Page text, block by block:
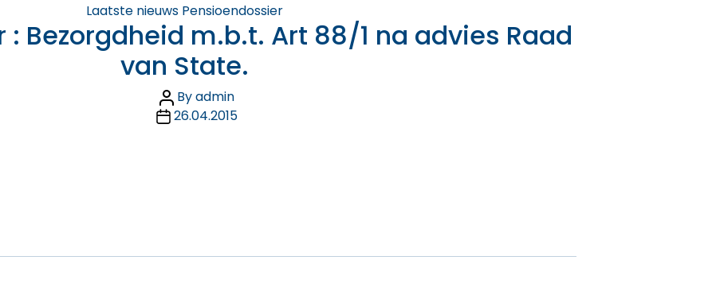
Categories
Laatste nieuws Pensioendossier
: Bezorgdheid m.b.t. Art 88/1 na advies Raad
van State.
Post
author
Byadmin
Post26.04.2015